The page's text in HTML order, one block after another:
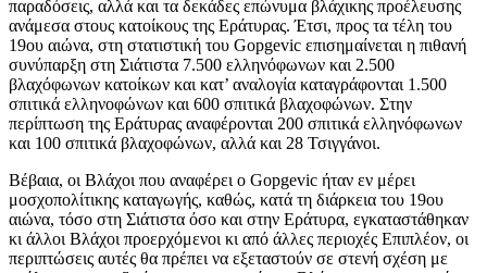
παραδόσεις, αλλά και τα δεκάδες επώνυμα βλάχικης προέλευσης
ανάμεσα στους κατοίκους της Εράτυρας. Έτσι, προς τα τέλη του
19ου αιώνα, στη στατιστική του Gopgevic επισημαίνεται η πιθανή
συνύπαρξη στη Σιάτιστα 7.500 ελληνόφωνων και 2.500
βλαχόφωνων κατοίκων και κατ’ αναλογία καταγράφονται 1.500
σπιτικά ελληνοφώνων και 600 σπιτικά βλαχοφώνων. Στην
περίπτωση της Εράτυρας αναφέρονται 200 σπιτικά ελληνόφωνων
και 100 σπιτικά βλαχοφώνων, αλλά και 28 Τσιγγάνοι.
Βέβαια, οι Βλάχοι που αναφέρει ο Gopgevic ήταν εν μέρει
μοσχοπολίτικης καταγωγής, καθώς, κατά τη διάρκεια του 19ου
αιώνα, τόσο στη Σιάτιστα όσο και στην Εράτυρα, εγκαταστάθηκαν
κι άλλοι Βλάχοι προερχόμενοι κι από άλλες περιοχές Επιπλέον, οι
περιπτώσεις αυτές θα πρέπει να εξεταστούν σε στενή σχέση με